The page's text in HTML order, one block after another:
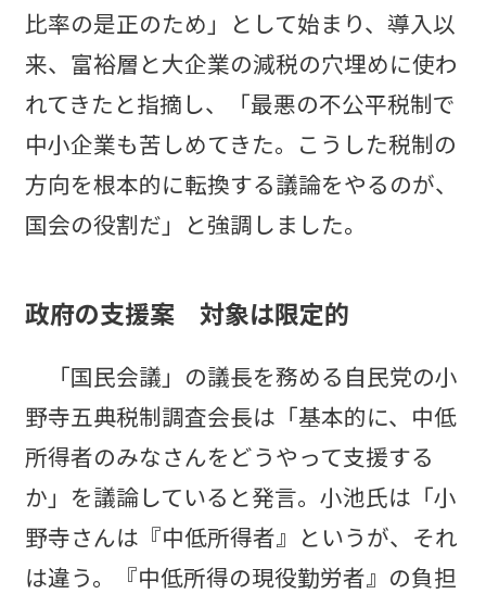
比率の是正のため」として始まり、導入以
来、富裕層と大企業の減税の穴埋めに使わ
れてきたと指摘し、「最悪の不公平税制で
中小企業も苦しめてきた。こうした税制の
方向を根本的に転換する議論をやるのが、
国会の役割だ」と強調しました。
政府の支援案 対象は限定的
「国民会議」の議長を務める自民党の小
野寺五典税制調査会長は「基本的に、中低
所得者のみなさんをどうやって支援する
か」を議論していると発言。小池氏は「小
野寺さんは『中低所得者』というが、それ
は違う。『中低所得の現役勤労者』の負担